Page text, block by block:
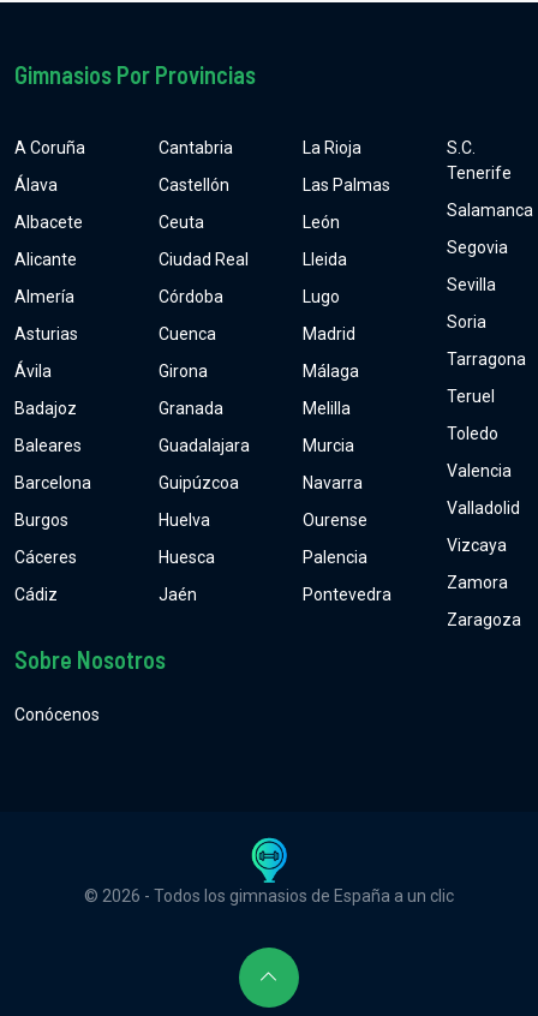
Gimnasios Por Provincias
A Coruña
Álava
Albacete
Alicante
Almería
Asturias
Ávila
Badajoz
Baleares
Barcelona
Burgos
Cáceres
Cádiz
Cantabria
Castellón
Ceuta
Ciudad Real
Córdoba
Cuenca
Girona
Granada
Guadalajara
Guipúzcoa
Huelva
Huesca
Jaén
La Rioja
Las Palmas
León
Lleida
Lugo
Madrid
Málaga
Melilla
Murcia
Navarra
Ourense
Palencia
Pontevedra
S.C.
Tenerife
Salamanca
Segovia
Sevilla
Soria
Tarragona
Teruel
Toledo
Valencia
Valladolid
Vizcaya
Zamora
Zaragoza
Sobre Nosotros
Conócenos
© 2026 - Todos los gimnasios de España a un clic